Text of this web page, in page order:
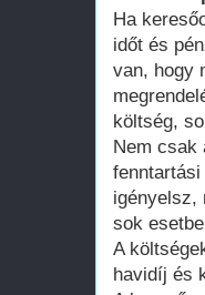
Ha
időt és
van, hogy
költség,
Nem csak
igényelsz,
sok
A
havidíj és